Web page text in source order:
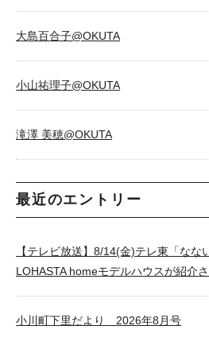
大島百合子@OKUTA
小山祐理子@OKUTA
滝澤 美穂@OKUTA
最近のエントリー
【テレビ放送】8/14(金)テレ東「なな
LOHASTA homeモデルハウスが紹介
小川町下里だより 2026年8月号